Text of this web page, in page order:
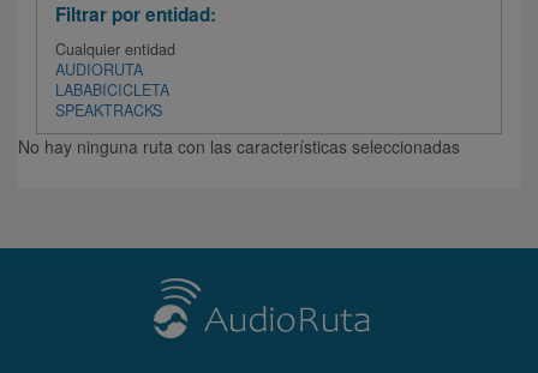
Filtrar por entidad:
Cualquier entidad
AUDIORUTA
LABABICICLETA
SPEAKTRACKS
No hay ninguna ruta con las características seleccionadas